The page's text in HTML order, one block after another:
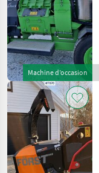
Machine d’occasion